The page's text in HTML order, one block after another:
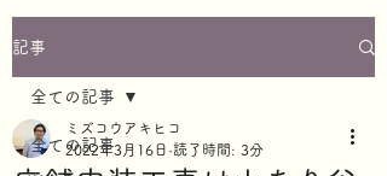
記事
全ての記事
全ての記事
ミズコウアキヒコ
2022年3月16日 読了時間: 3分